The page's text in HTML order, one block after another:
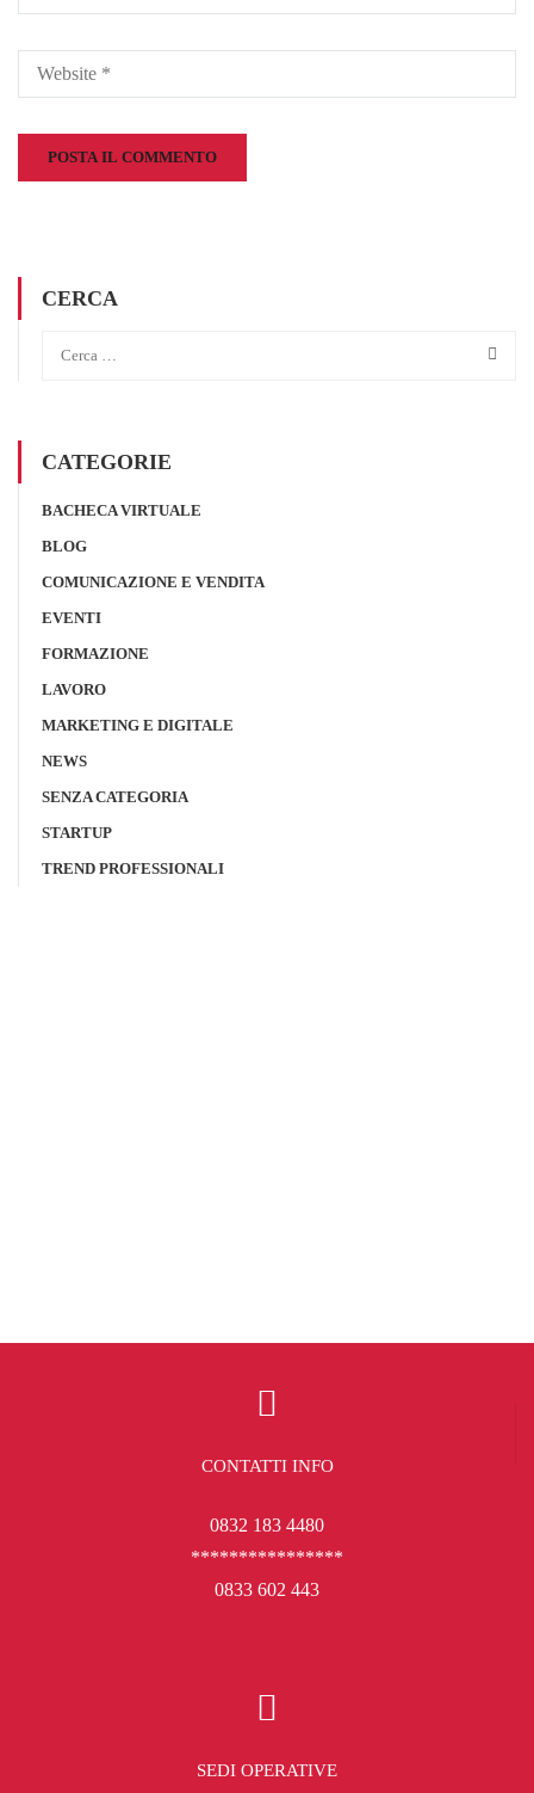
CERCA
CATEGORIE
BACHECA VIRTUALE
BLOG
COMUNICAZIONE E VENDITA
EVENTI
FORMAZIONE
LAVORO
MARKETING E DIGITALE
NEWS
SENZA CATEGORIA
STARTUP
TREND PROFESSIONALI
CONTATTI INFO
0832 183 4480
****************
0833 602 443
SEDI OPERATIVE